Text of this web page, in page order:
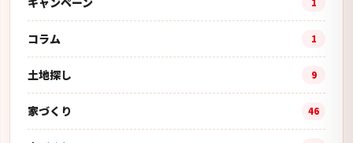
コラム 1
土地探し 9
家づくり 46